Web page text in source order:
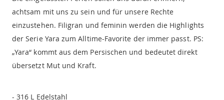
achtsam mit uns zu sein und für unsere Rechte
einzustehen. Filigran und feminin werden die Highlights
der Serie Yara zum Alltime-Favorite der immer passt. PS:
„Yara“ kommt aus dem Persischen und bedeutet direkt
übersetzt Mut und Kraft.
- 316 L Edelstahl